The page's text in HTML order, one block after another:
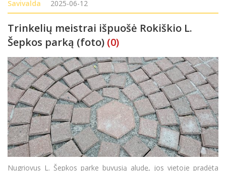
Rokiškio rajonų s
Savivalda 2025-06-12
Trinkelių meistrai išpuošė Rokiškio L.
Šepkos parką (foto) (0)
Nugriovus L. Šepkos parke buvusią aludę, jos vietoje pradėta